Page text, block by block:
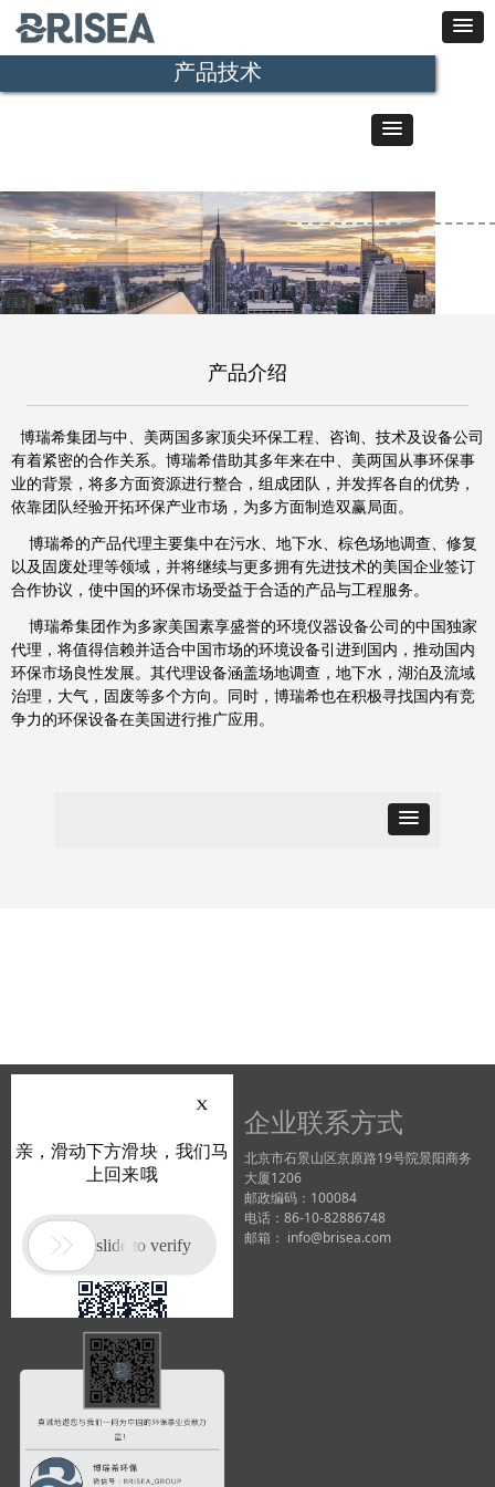
产品介绍
博瑞希集团与中、美两国多家顶尖环保工程、咨询、技术及设备公司
有着紧密的合作关系。博瑞希借助其多年来在中、美两国从事环保事
业的背景，将多方面资源进行整合，组成团队，并发挥各自的优势，
依靠团队经验开拓环保产业市场，为多方面制造双赢局面。
博瑞希的产品代理主要集中在污水、地下水、棕色场地调查、修复
以及固废处理等领域，并将继续与更多拥有先进技术的美国企业签订
合作协议，使中国的环保市场受益于合适的产品与工程服务。
博瑞希集团作为多家美国素享盛誉的环境仪器设备公司的中国独家
代理，将值得信赖并适合中国市场的环境设备引进到国内，推动国内
环保市场良性发展。其代理设备涵盖场地调查，地下水，湖泊及流域
治理，大气，固废等多个方向。同时，博瑞希也在积极寻找国内有竞
争力的环保设备在美国进行推广应用。
产品技术
企业联系方式
北京市石景山区京原路19号院景阳商务
大厦1206
邮政编码：100084
电话：86-10-82886748
邮箱： info@brisea.com